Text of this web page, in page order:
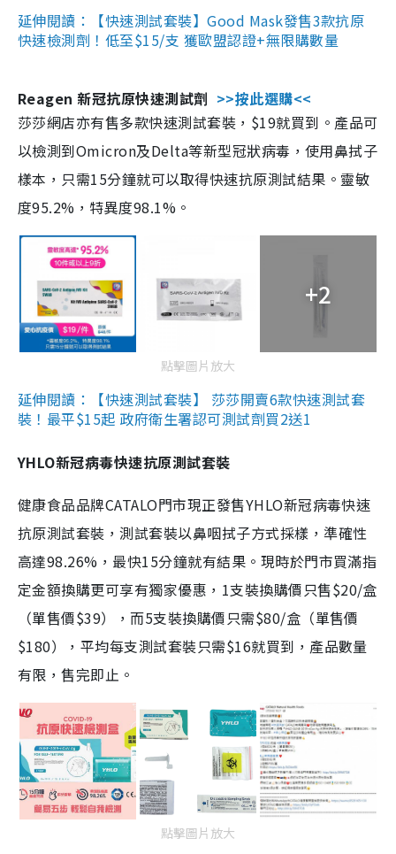
延伸閱讀：【快速測試套裝】Good Mask發售3款抗原
快速檢測劑！低至$15/支 獲歐盟認證+無限購數量
Reagen 新冠抗原快速測試劑 >>按此選購<<
莎莎網店亦有售多款快速測試套裝，$19就買到。產品可
以檢測到Omicron及Delta等新型冠狀病毒，使用鼻拭子
樣本，只需15分鐘就可以取得快速抗原測試結果。靈敏
度95.2%，特異度98.1%。
+2
點擊圖片放大
延伸閱讀：【快速測試套裝】 莎莎開賣6款快速測試套
裝！最平$15起 政府衛生署認可測試劑買2送1
YHLO新冠病毒快速抗原測試套裝
健康食品品牌CATALO門市現正發售YHLO新冠病毒快速
抗原測試套裝，測試套裝以鼻咽拭子方式採樣，準確性
高達98.26%，最快15分鐘就有結果。現時於門市買滿指
定金額換購更可享有獨家優惠，1支裝換購價只售$20/盒
（單售價$39），而5支裝換購價只需$80/盒（單售價
$180），平均每支測試套裝只需$16就買到，產品數量
有限，售完即止。
點擊圖片放大